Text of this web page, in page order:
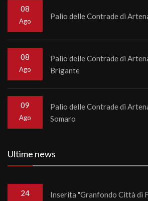
08
Ago
Palio delle Contrade di
08
Ago
Palio delle Contrade di
Brigante
09
Ago
Palio delle Contrade di
Somaro
Ultime news
24
Inserita "Granfondo Città di